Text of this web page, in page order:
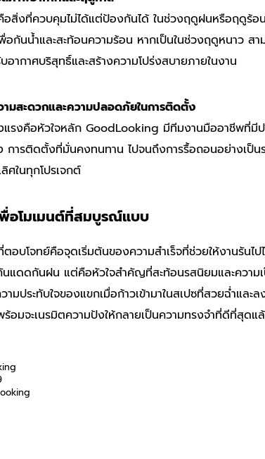
สิ่งที่ควบคุมไม่ได้แต่ป้องกันได้ ในช่วงฤดูฝนหรือฤดูร้อ
กันน้ำและสะท้อนความร้อน หากเป็นในช่วงฤดูหนาว สา
อากาศบริสุทธิ์และสร้างความโปร่งสบายภายในงาน
วามสะดวกและความปลอดภัยในการติดตั้ง
แรงคือหัวใจหลัก GoodLooking มีทีมงานมืออาชีพที่มี
ารติดตั้งที่มั่นคงทนทาน ไปจนถึงการรื้อถอนอย่างเป็นร
ศในทุกโปรเจกต์
พื่อโมเมนต์ที่สมบูรณ์แบบ
อบโจทย์คือจุดเริ่มต้นของความสำเร็จที่ช่วยให้งานรันไ
นแดดกันฝน แต่คือหัวใจสำคัญที่สะท้อนรสนิยมและความ
ามประทับใจของแขกเมื่อก้าวเข้ามาในสเปซที่สวยฉ่ำแ
ร้อมจะเนรมิตความปังให้กลายเป็นความทรงจำที่ดีที่สุดแ